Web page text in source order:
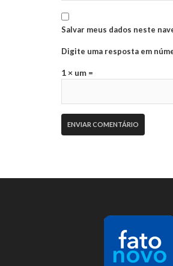
Salvar meus dados neste
Digite uma resposta em
1 × um =